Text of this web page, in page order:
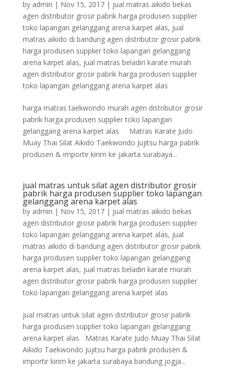
by admin | Nov 15, 2017| jual matras aikido bekas
agen distributor grosir pabrik harga produsen supplier
toko lapangan gelanggang arena karpet alas, jual
matras aikido di bandung agen distributor grosir pabrik
harga produsen supplier toko lapangan gelanggang
arena karpet alas, jual matras beladiri karate murah
agen distributor grosir pabrik harga produsen supplier
toko lapangan gelanggang arena karpet alas
harga matras taekwondo murah agen distributor grosir
pabrik harga produsen supplier toko lapangan
gelanggang arena karpet alas Matras Karate Judo
Muay Thai Silat Aikido Taekwondo Jujitsu harga pabrik
produsen & importir kirim ke jakarta surabaya...
jual matras untuk silat agen distributor grosir
pabrik harga produsen supplier toko lapangan
gelanggang arena karpet alas
by admin | Nov 15, 2017| jual matras aikido bekas
agen distributor grosir pabrik harga produsen supplier
toko lapangan gelanggang arena karpet alas, jual
matras aikido di bandung agen distributor grosir pabrik
harga produsen supplier toko lapangan gelanggang
arena karpet alas, jual matras beladiri karate murah
agen distributor grosir pabrik harga produsen supplier
toko lapangan gelanggang arena karpet alas
jual matras untuk silat agen distributor grosir pabrik
harga produsen supplier toko lapangan gelanggang
arena karpet alas Matras Karate Judo Muay Thai Silat
Aikido Taekwondo Jujitsu harga pabrik produsen &
importir kirim ke jakarta surabaya bandung jogja...